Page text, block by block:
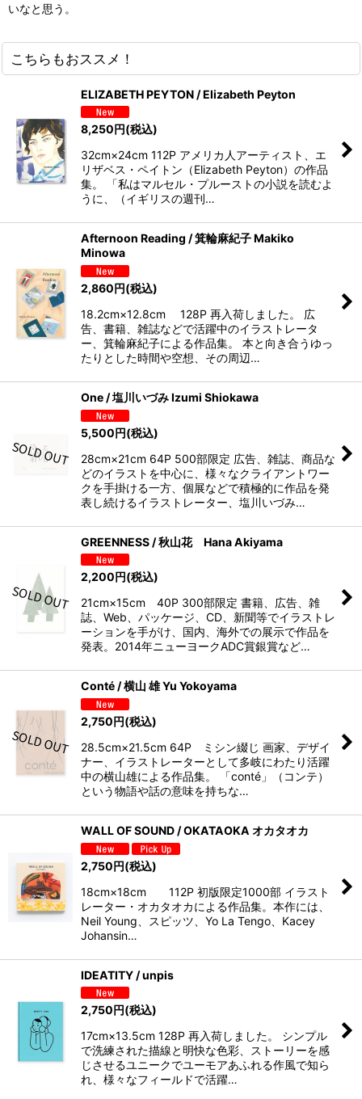
いなと思う。
こちらもおススメ！
ELIZABETH PEYTON / Elizabeth Peyton
8,250円(税込)
32cm×24cm 112P アメリカ人アーティスト、エ
リザベス・ペイトン（Elizabeth Peyton）の作品
集。 「私はマルセル・プルーストの小説を読むよ
うに、（イギリスの週刊…
Afternoon Reading / 箕輪麻紀子 Makiko
Minowa
2,860円(税込)
18.2cm×12.8cm 128P 再入荷しました。 広
告、書籍、雑誌などで活躍中のイラストレータ
ー、箕輪麻紀子による作品集。 本と向き合うゆっ
たりとした時間や空想、その周辺…
One / 塩川いづみ Izumi Shiokawa
5,500円(税込)
28cm×21cm 64P 500部限定 広告、雑誌、商品な
どのイラストを中心に、様々なクライアントワー
クを手掛ける一方、個展などで積極的に作品を発
表し続けるイラストレーター、塩川いづみ…
GREENNESS / 秋山花 Hana Akiyama
2,200円(税込)
21cm×15cm 40P 300部限定 書籍、広告、雑
誌、Web、パッケージ、CD、新聞等でイラストレ
ーションを手がけ、国内、海外での展示で作品を
発表。2014年ニューヨークADC賞銀賞など…
Conté / 横山 雄 Yu Yokoyama
2,750円(税込)
28.5cm×21.5cm 64P ミシン綴じ 画家、デザイ
ナー、イラストレーターとして多岐にわたり活躍
中の横山雄による作品集。 「conté」（コンテ）
という物語や話の意味を持ちな…
WALL OF SOUND / OKATAOKA オカタオカ
2,750円(税込)
18cm×18cm 112P 初版限定1000部 イラスト
レーター・オカタオカによる作品集。本作には、
Neil Young、スピッツ、Yo La Tengo、Kacey
Johansin…
IDEATITY / unpis
2,750円(税込)
17cm×13.5cm 128P 再入荷しました。 シンプル
で洗練された描線と明快な色彩、ストーリーを感
じさせるユニークでユーモアあふれる作風で知ら
れ、様々なフィールドで活躍…